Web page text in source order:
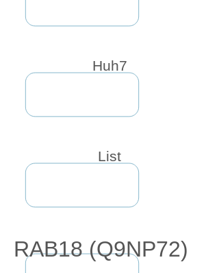
Huh7
List
RAB18 (Q9NP72)